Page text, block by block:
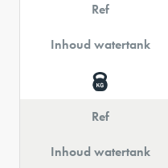
Ref
Inhoud watertank
Ref
Inhoud watertank